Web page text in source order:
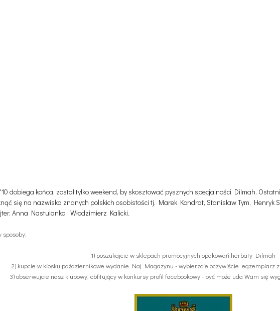
dobiega końca, został tylko weekend, by skosztować pysznych specjalności Dilmah.
się na nazwiska znanych polskich osobistości tj. Marek Kondrat, Stanisław Tym, Henryk
Anna Nastulanka i Włodzimierz Kalicki.
sposoby:
1) poszukajcie w sklepach promocyjnych opakowań herbaty Dilmah
2) kupcie w kiosku październikowe wydanie Naj Magazynu - wybierzcie oczywiście egzemplarz
3) obserwujcie nasz klubowy, obfitujący w konkursy profil facebookowy - być może uda Wam się